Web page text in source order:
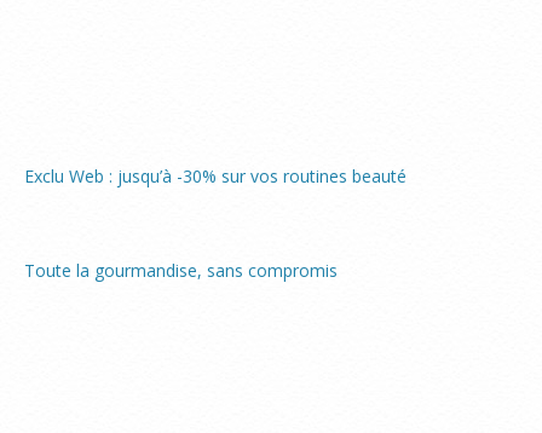
Exclu Web : jusqu’à -30% sur vos routines beauté
Toute la gourmandise, sans compromis